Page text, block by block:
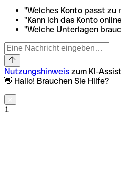
"Welches Konto passt zu
"Kann ich das Konto
"Welche Unterlagen
Nutzungshinweis zum KI-
👋 Hallo! Brauchen Sie Hilfe?
1